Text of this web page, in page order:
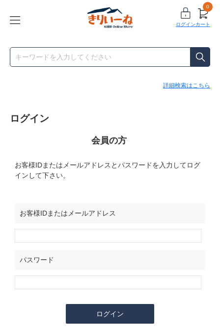
ログイン
0
カート
詳細検索はこちら
ログイン
会員の方
お客様IDまたはメールアドレス とパスワードを入力してログ
インして下さい。
お客様IDまたはメールアドレス
パスワード